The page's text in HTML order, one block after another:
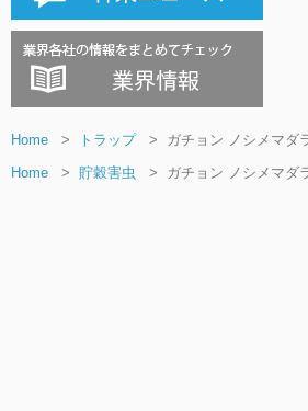
Home > トラップ >
ガチョン ノシメマダ
Home
> 貯穀害虫 > ガチョン ノシメマダ